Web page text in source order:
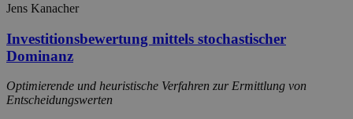
Jens Kanacher
Investitionsbewertung mittels stochastischer
Dominanz
Optimierende und heuristische Verfahren zur Ermittlung von
Entscheidungswerten